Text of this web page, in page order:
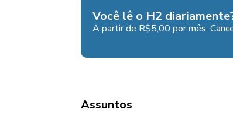
Você lê o H2
A partir de R$5,00 por mês.
Assuntos